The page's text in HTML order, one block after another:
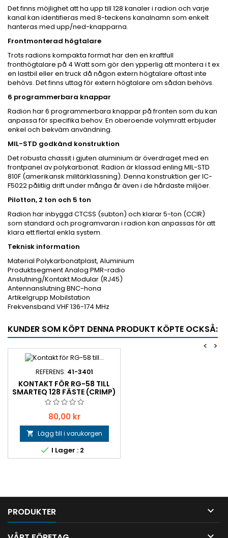
Det finns möjlighet att ha upp till 128 kanaler i radion och varje
kanal kan identifieras med 8-teckens kanalnamn som enkelt
hanteras med upp/ned-knapparna.
Frontmonterad högtalare
Trots radions kompakta format har den en kraftfull
fronthögtalare på 4 Watt som gör den ypperlig att montera i t ex
en lastbil eller en truck då någon extern högtalare oftast inte
behövs. Det finns uttag för extern högtalare om sådan behövs.
6 programmerbara knappar
Radion har 6 programmerbara knappar på fronten som du kan
anpassa för specifika behov. En oberoende volymratt erbjuder
enkel och bekväm användning.
MIL-STD godkänd konstruktion
Det robusta chassit i gjuten aluminium är överdraget med en
frontpanel av polykarbonat. Radion är klassad enling MIL-STD
810F (amerikansk militärklassning). Denna konstruktion ger IC-
F5022 pålitlig drift under många år även i de hårdaste miljöer.
Pilotton, 2 ton och 5 ton
Radion har inbyggd CTCSS (subton) och klarar 5-ton (CCIR)
som standard och programvaran i radion kan anpassas för att
klara ett flertal enkla system.
Teknisk information
Material Polykarbonatplast, Aluminium
Produktsegment Analog PMR-radio
Anslutning/Kontakt Modular (RJ45)
Antennanslutning BNC-hona
Artikelgrupp Mobilstation
Frekvensband VHF 136-174 MHz
KUNDER SOM KÖPT DENNA PRODUKT KÖPTE OCKSÅ:
>
<
REFERENS: 41-3401
KONTAKT FÖR RG-58 TILL
SMARTEQ 128 FÄSTE (CRIMP)
Pris
80,00 kr
 Lägg till i varukorgen
 I Lager : 2
PRODUKTER 